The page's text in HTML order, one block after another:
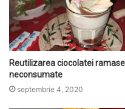
Reutilizarea ciocolatei ramase
neconsumate
septembrie 4, 2020